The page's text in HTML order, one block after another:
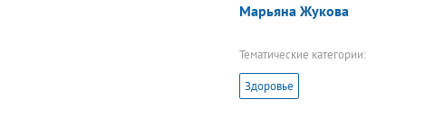
Марьяна Жукова
Тематические категории:
Здоровье